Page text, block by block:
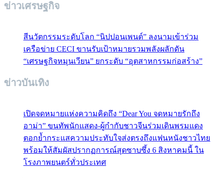
ข่าวเศรษฐกิจ
สีนวัตกรรมระดับโลก “นิปปอนเพนต์” ลงนามเข้าร่วม
เครือข่าย CECI ขานรับเป้าหมายรวมพลังผลักดัน
“เศรษฐกิจหมุนเวียน” ยกระดับ “อุตสาหกรรมก่อสร้าง”
ข่าวบันเทิง
เปิดจดหมายแห่งความคิดถึง “Dear You จดหมายรักถึง
อาม่า” ขนทัพนักแสดง-ผู้กำกับชาวจีนร่วมเดินพรมแดง
ตอกย้ำกระแสความประทับใจส่งตรงถึงแฟนหนังชาวไทย
พร้อมให้สัมผัสปรากฏการณ์สุดซาบซึ้ง 6 สิงหาคมนี้ ใน
โรงภาพยนตร์ทั่วประเทศ